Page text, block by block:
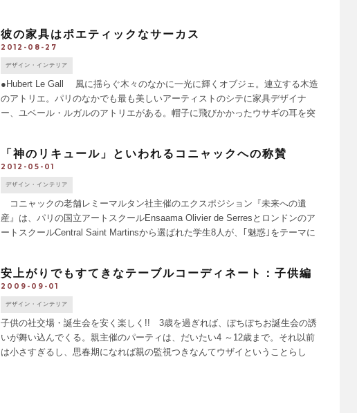
彼の家具はポエティックなサーカス
2012-08-27
デザイン・インテリア
●Hubert Le Gall 風に揺らぐ木々のなかに一光に輝くオブジェ。連立する木造
のアトリエ。パリのなかでも最も美しいアーティストのシテに家具デザイナ
ー、ユベール・ルガルのアトリエがある。帽子に飛びかかったウサギの耳を突
「神のリキュール」といわれるコニャックへの称賛
2012-05-01
デザイン・インテリア
コニャックの老舗レミーマルタン社主催のエクスポジション『未来への遺
産』は、パリの国立アートスクールEnsaama Olivier de Serresとロンドンのア
ートスクールCentral Saint Martinsから選ばれた学生8人が、｢魅惑｣をテーマに
安上がりでもすてきなテーブルコーディネート：子供編
2009-09-01
デザイン・インテリア
子供の社交場・誕生会を安く楽しく!! 3歳を過ぎれば、ぼちぼちお誕生会の誘
いが舞い込んでくる。親主催のパーティは、だいたい4 ～12歳まで。それ以前
は小さすぎるし、思春期になれば親の監視つきなんてウザイということらし